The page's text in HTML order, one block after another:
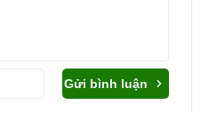
Gửi bình luận